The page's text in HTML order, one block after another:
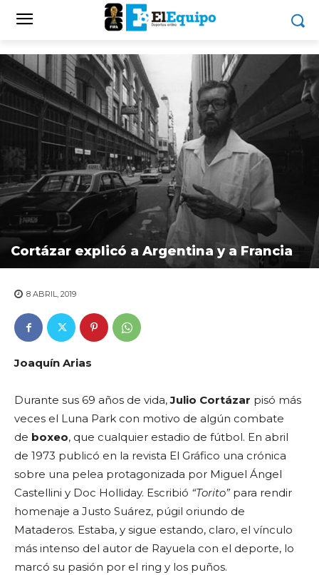
Cortázar explicó a Argentina y a Francia
8 ABRIL, 2019
Joaquín Arias
Durante sus 69 años de vida,Julio Cortázar pisó más
veces el Luna Park con motivo de algún combate
de boxeo, que cualquier estadio de fútbol. En abril
de 1973 publicó en la revista El Gráfico una crónica
sobre una pelea protagonizada por Miguel Ángel
Castellini y Doc Holliday. Escribió “Torito” para rendir
homenaje a Justo Suárez, púgil oriundo de
Mataderos. Estaba, y sigue estando, claro, el vínculo
más intenso del autor de Rayuela con el deporte, lo
marcó su pasión por el ring y los puños.